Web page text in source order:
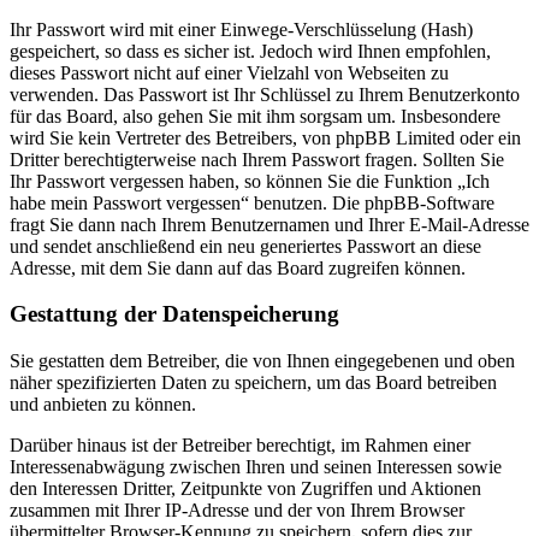
Ihr Passwort wird mit einer Einwege-Verschlüsselung (Hash)
gespeichert, so dass es sicher ist. Jedoch wird Ihnen empfohlen,
dieses Passwort nicht auf einer Vielzahl von Webseiten zu
verwenden. Das Passwort ist Ihr Schlüssel zu Ihrem Benutzerkonto
für das Board, also gehen Sie mit ihm sorgsam um. Insbesondere
wird Sie kein Vertreter des Betreibers, von phpBB Limited oder ein
Dritter berechtigterweise nach Ihrem Passwort fragen. Sollten Sie
Ihr Passwort vergessen haben, so können Sie die Funktion „Ich
habe mein Passwort vergessen“ benutzen. Die phpBB-Software
fragt Sie dann nach Ihrem Benutzernamen und Ihrer E-Mail-Adresse
und sendet anschließend ein neu generiertes Passwort an diese
Adresse, mit dem Sie dann auf das Board zugreifen können.
Gestattung der Datenspeicherung
Sie gestatten dem Betreiber, die von Ihnen eingegebenen und oben
näher spezifizierten Daten zu speichern, um das Board betreiben
und anbieten zu können.
Darüber hinaus ist der Betreiber berechtigt, im Rahmen einer
Interessenabwägung zwischen Ihren und seinen Interessen sowie
den Interessen Dritter, Zeitpunkte von Zugriffen und Aktionen
zusammen mit Ihrer IP-Adresse und der von Ihrem Browser